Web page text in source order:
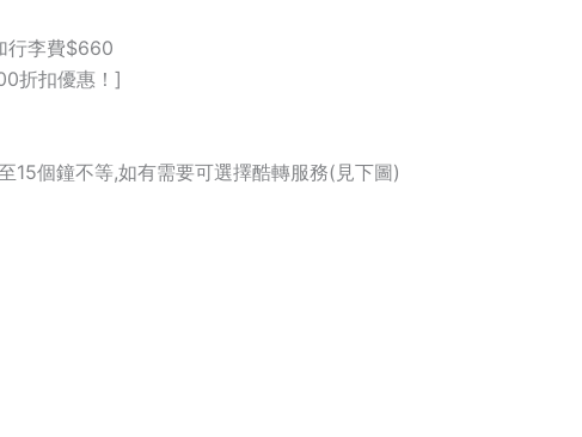
行李費$660
折扣優惠！]
15個鐘不等,如有需要可選擇酷轉服務(見下圖)